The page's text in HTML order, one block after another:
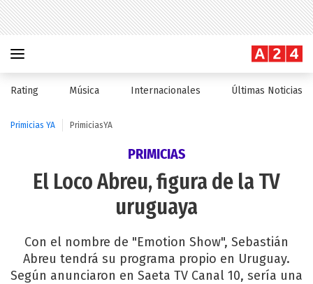
Rating Música Internacionales Últimas Noticias
Primicias YA PrimiciasYA
PRIMICIAS
El Loco Abreu, figura de la TV
uruguaya
Con el nombre de "Emotion Show", Sebastián
Abreu tendrá su programa propio en Uruguay.
Según anunciaron en Saeta TV Canal 10, sería una